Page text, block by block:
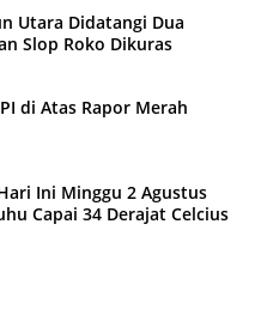
Utara Didatangi Dua
Slop Roko Dikuras
di Atas Rapor Merah
Ini Minggu 2 Agustus
Capai 34 Derajat Celcius